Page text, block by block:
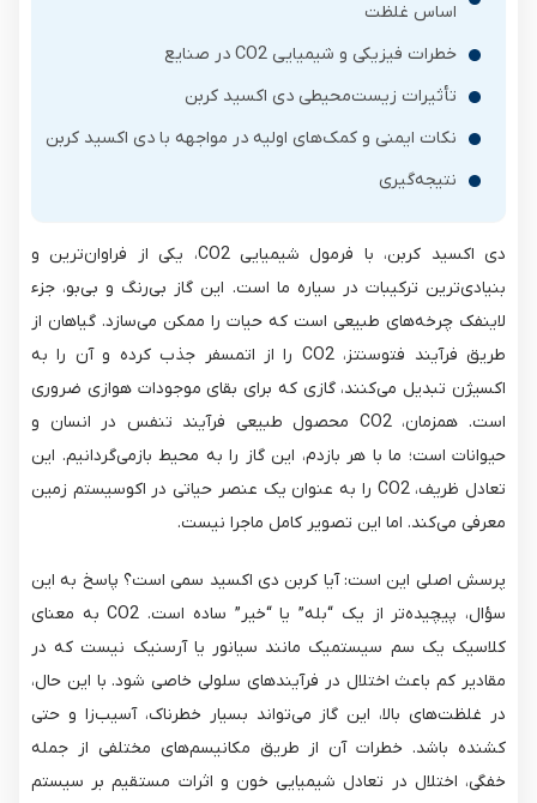
اساس غلظت
خطرات فیزیکی و شیمیایی CO2 در صنایع
تأثیرات زیست‌محیطی دی اکسید کربن
نکات ایمنی و کمک‌های اولیه در مواجهه با دی اکسید کربن
نتیجه‌گیری
دی اکسید کربن، با فرمول شیمیایی CO2​، یکی از فراوان‌ترین و
بنیادی‌ترین ترکیبات در سیاره ما است. این گاز بی‌رنگ و بی‌بو، جزء
لاینفک چرخه‌های طبیعی است که حیات را ممکن می‌سازد. گیاهان از
طریق فرآیند فتوسنتز، CO2​ را از اتمسفر جذب کرده و آن را به
اکسیژن تبدیل می‌کنند، گازی که برای بقای موجودات هوازی ضروری
است. همزمان، CO2​ محصول طبیعی فرآیند تنفس در انسان و
حیوانات است؛ ما با هر بازدم، این گاز را به محیط بازمی‌گردانیم. این
تعادل ظریف، CO2​ را به عنوان یک عنصر حیاتی در اکوسیستم زمین
معرفی می‌کند. اما این تصویر کامل ماجرا نیست.
پرسش اصلی این است: آیا کربن دی اکسید سمی است؟ پاسخ به این
سؤال، پیچیده‌تر از یک “بله” یا “خیر” ساده است. CO2​ به معنای
کلاسیک یک سم سیستمیک مانند سیانور یا آرسنیک نیست که در
مقادیر کم باعث اختلال در فرآیندهای سلولی خاصی شود. با این حال،
در غلظت‌های بالا، این گاز می‌تواند بسیار خطرناک، آسیب‌زا و حتی
کشنده باشد. خطرات آن از طریق مکانیسم‌های مختلفی از جمله
خفگی، اختلال در تعادل شیمیایی خون و اثرات مستقیم بر سیستم